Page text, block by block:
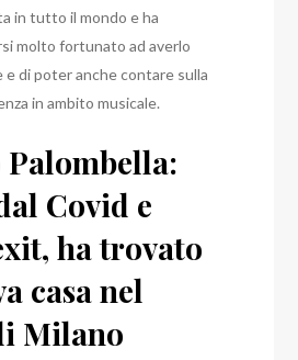
in tutto il mondo e ha
molto fortunato ad averlo
di poter anche contare sulla
in ambito musicale.
Palombella:
Covid e
ha trovato
casa nel
Milano